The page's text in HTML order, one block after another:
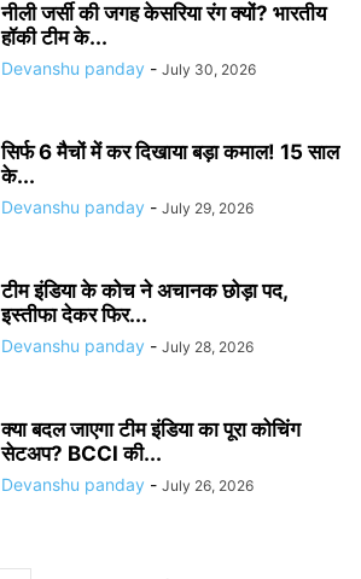
नीली जर्सी की जगह केसरिया रंग क्यों? भारतीय
हॉकी टीम के...
Devanshu panday - July 30, 2026
सिर्फ 6 मैचों में कर दिखाया बड़ा कमाल! 15 साल
के...
Devanshu panday - July 29, 2026
टीम इंडिया के कोच ने अचानक छोड़ा पद,
इस्तीफा देकर फिर...
Devanshu panday - July 28, 2026
क्या बदल जाएगा टीम इंडिया का पूरा कोचिंग
सेटअप? BCCI की...
Devanshu panday - July 26, 2026